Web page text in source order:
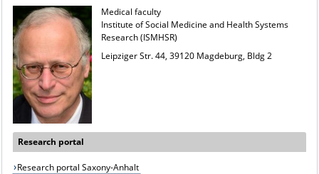
PUBLICATIONS
JOBS
Medical faculty
Institute of Social Medicine and Health Systems
Research (ISMHSR)
Leipziger Str. 44, 39120 Magdeburg, Bldg 2
Research portal
Research portal Saxony-Anhalt